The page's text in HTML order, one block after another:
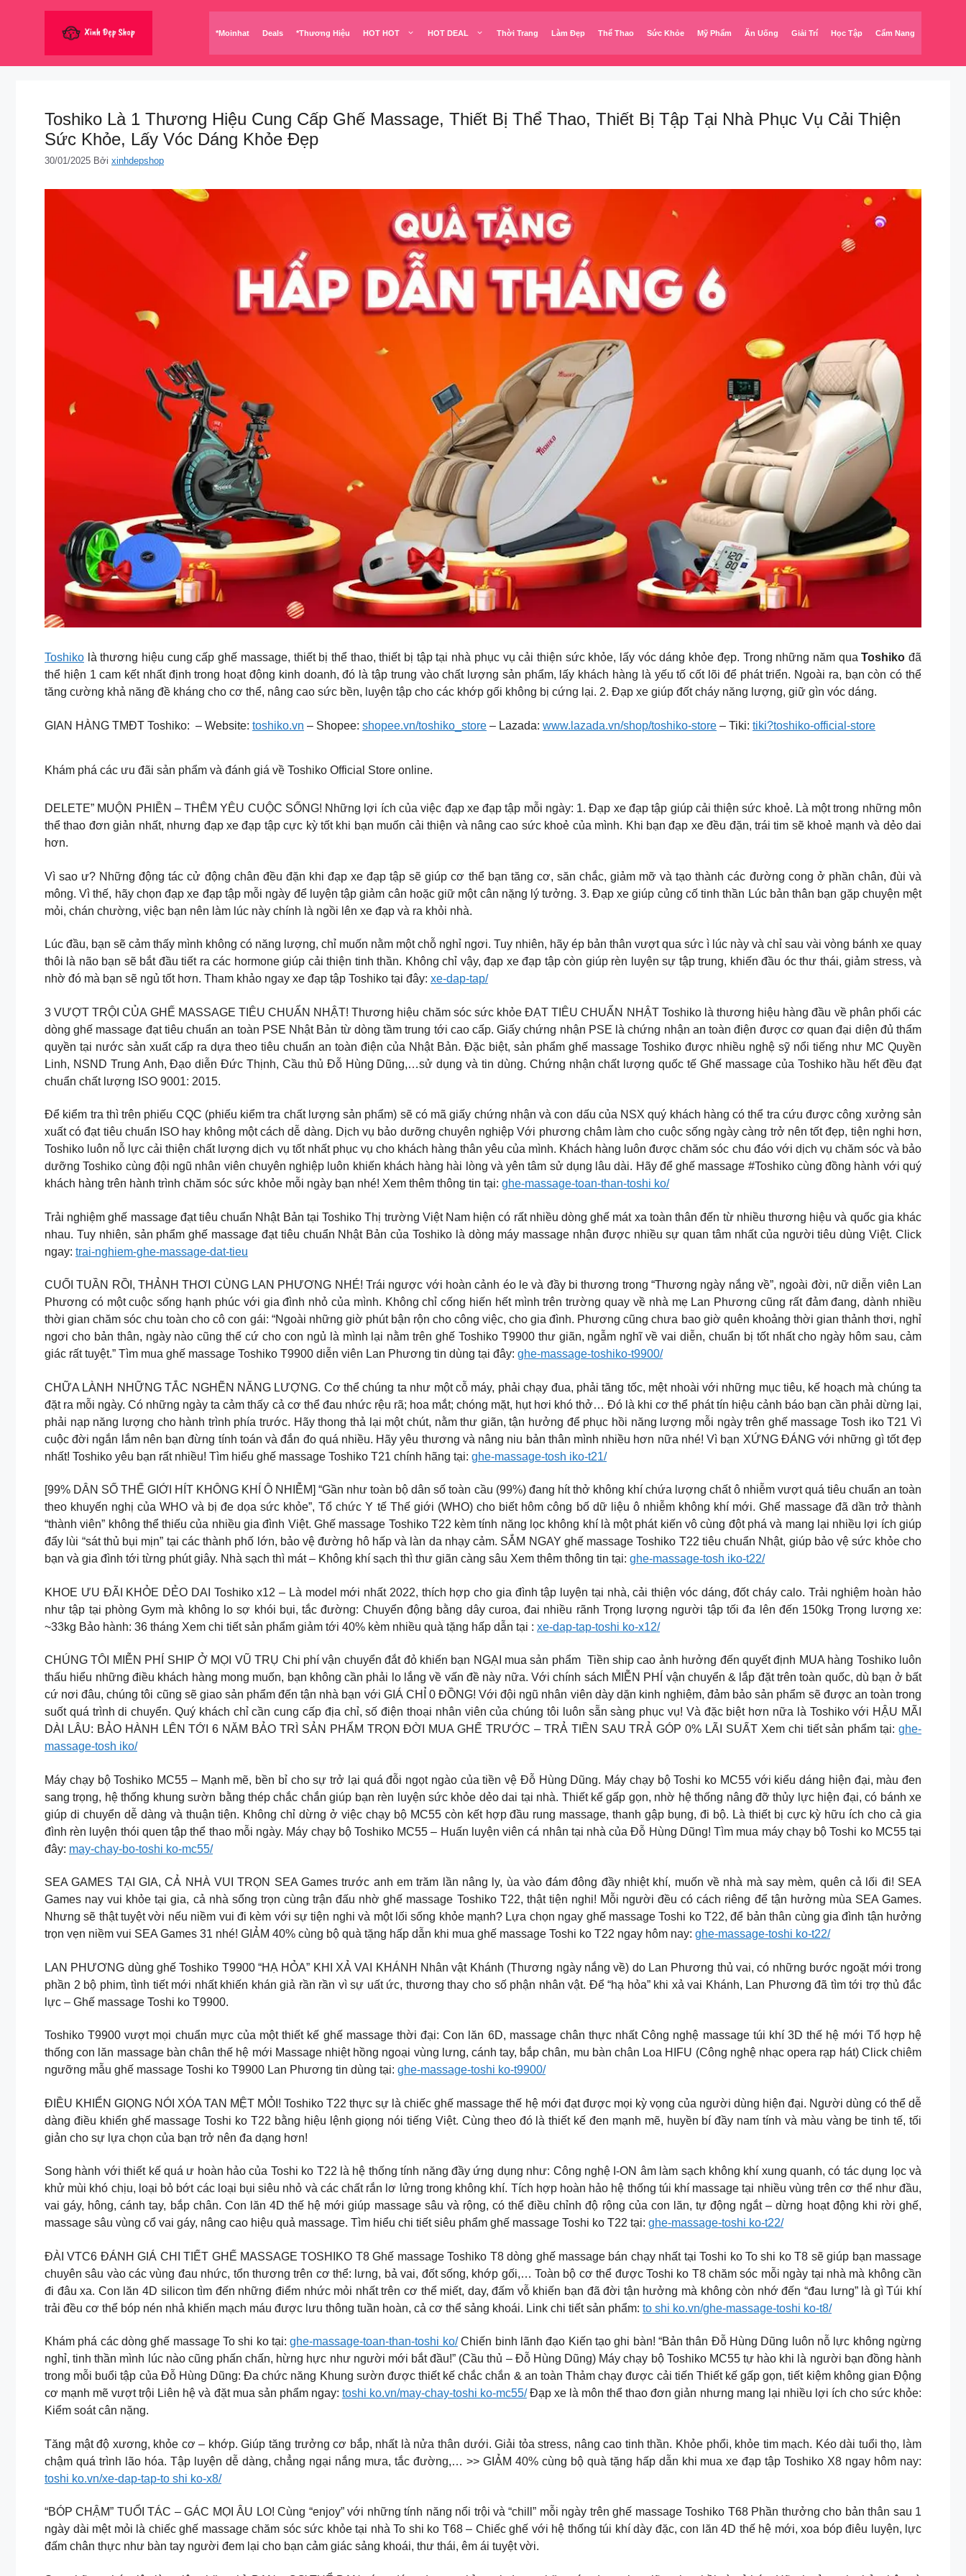
*Moinhat Deals *Thương Hiệu HOT HOT HOT DEAL Thời Trang Làm Đẹp Thể Thao Sức Khỏe Mỹ Phẩm Ăn Uống Giải Trí Học Tập Cẩm Nang
Toshiko Là 1 Thương Hiệu Cung Cấp Ghế Massage, Thiết Bị Thể Thao, Thiết Bị Tập Tại Nhà Phục Vụ Cải Thiện
Sức Khỏe, Lấy Vóc Dáng Khỏe Đẹp
30/01/2025 Bởi xinhdepshop
Toshiko là thương hiệu cung cấp ghế massage, thiết bị thể thao, thiết bị tập tại nhà phục vụ cải thiện sức khỏe, lấy vóc dáng khỏe đẹp. Trong những năm quaToshiko đã
thể hiện 1 cam kết nhất định trong hoạt động kinh doanh, đó là tập trung vào chất lượng sản phẩm, lấy khách hàng là yếu tố cốt lõi để phát triển. Ngoài ra, bạn còn có thể
tăng cường khả năng đề kháng cho cơ thể, nâng cao sức bền, luyện tập cho các khớp gối không bị cứng lại. 2. Đạp xe giúp đốt cháy năng lượng, giữ gìn vóc dáng.
GIAN HÀNG TMĐT Toshiko: – Website: toshiko.vn – Shopee: shopee.vn/toshiko_store – Lazada: www.lazada.vn/shop/toshiko-store – Tiki: tiki?toshiko-official-store
Khám phá các ưu đãi sản phẩm và đánh giá về Toshiko Official Store online.
DELETE” MUỘN PHIỀN – THÊM YÊU CUỘC SỐNG! Những lợi ích của việc đạp xe đạp tập mỗi ngày: 1. Đạp xe đạp tập giúp cải thiện sức khoẻ. Là một trong những môn
thể thao đơn giản nhất, nhưng đạp xe đạp tập cực kỳ tốt khi bạn muốn cải thiện và nâng cao sức khoẻ của mình. Khi bạn đạp xe đều đặn, trái tim sẽ khoẻ mạnh và dẻo dai
hơn.
Vì sao ư? Những động tác cử động chân đều đặn khi đạp xe đạp tập sẽ giúp cơ thể bạn tăng cơ, săn chắc, giảm mỡ và tạo thành các đường cong ở phần chân, đùi và
mông. Vì thế, hãy chọn đạp xe đạp tập mỗi ngày để luyện tập giảm cân hoặc giữ một cân nặng lý tưởng. 3. Đạp xe giúp củng cố tinh thần Lúc bản thân bạn gặp chuyện mệt
mỏi, chán chường, việc bạn nên làm lúc này chính là ngồi lên xe đạp và ra khỏi nhà.
Lúc đầu, bạn sẽ cảm thấy mình không có năng lượng, chỉ muốn nằm một chỗ nghỉ ngơi. Tuy nhiên, hãy ép bản thân vượt qua sức ì lúc này và chỉ sau vài vòng bánh xe quay
thôi là não bạn sẽ bắt đầu tiết ra các hormone giúp cải thiện tinh thần. Không chỉ vậy, đạp xe đạp tập còn giúp rèn luyện sự tập trung, khiến đầu óc thư thái, giảm stress, và
nhờ đó mà bạn sẽ ngủ tốt hơn. Tham khảo ngay xe đạp tập Toshiko tại đây: xe-dap-tap/
3 VƯỢT TRỘI CỦA GHẾ MASSAGE TIÊU CHUẨN NHẬT! Thương hiệu chăm sóc sức khỏe ĐẠT TIÊU CHUẨN NHẬT Toshiko là thương hiệu hàng đầu về phân phối các
dòng ghế massage đạt tiêu chuẩn an toàn PSE Nhật Bản từ dòng tầm trung tới cao cấp. Giấy chứng nhận PSE là chứng nhận an toàn điện được cơ quan đại diện đủ thẩm
quyền tại nước sản xuất cấp ra dựa theo tiêu chuẩn an toàn điện của Nhật Bản. Đặc biệt, sản phẩm ghế massage Toshiko được nhiều nghệ sỹ nổi tiếng như MC Quyền
Linh, NSND Trung Anh, Đạo diễn Đức Thịnh, Cầu thủ Đỗ Hùng Dũng,…sử dụng và tin dùng. Chứng nhận chất lượng quốc tế Ghế massage của Toshiko hầu hết đều đạt
chuẩn chất lượng ISO 9001: 2015.
Để kiểm tra thì trên phiếu CQC (phiếu kiểm tra chất lượng sản phẩm) sẽ có mã giấy chứng nhận và con dấu của NSX quý khách hàng có thể tra cứu được công xưởng sản
xuất có đạt tiêu chuẩn ISO hay không một cách dễ dàng. Dịch vụ bảo dưỡng chuyên nghiệp Với phương châm làm cho cuộc sống ngày càng trở nên tốt đẹp, tiện nghi hơn,
Toshiko luôn nỗ lực cải thiện chất lượng dịch vụ tốt nhất phục vụ cho khách hàng thân yêu của mình. Khách hàng luôn được chăm sóc chu đáo với dịch vụ chăm sóc và bảo
dưỡng Toshiko cùng đội ngũ nhân viên chuyên nghiệp luôn khiến khách hàng hài lòng và yên tâm sử dụng lâu dài. Hãy để ghế massage #Toshiko cùng đồng hành với quý
khách hàng trên hành trình chăm sóc sức khỏe mỗi ngày bạn nhé! Xem thêm thông tin tại: ghe-massage-toan-than-toshi ko/
Trải nghiệm ghế massage đạt tiêu chuẩn Nhật Bản tại Toshiko Thị trường Việt Nam hiện có rất nhiều dòng ghế mát xa toàn thân đến từ nhiều thương hiệu và quốc gia khác
nhau. Tuy nhiên, sản phẩm ghế massage đạt tiêu chuẩn Nhật Bản của Toshiko là dòng máy massage nhận được nhiều sự quan tâm nhất của người tiêu dùng Việt. Click
ngay: trai-nghiem-ghe-massage-dat-tieu
CUỐI TUẦN RỒI, THẢNH THƠI CÙNG LAN PHƯƠNG NHÉ! Trái ngược với hoàn cảnh éo le và đầy bi thương trong “Thương ngày nắng về”, ngoài đời, nữ diễn viên Lan
Phương có một cuộc sống hạnh phúc với gia đình nhỏ của mình. Không chỉ cống hiến hết mình trên trường quay về nhà mẹ Lan Phương cũng rất đảm đang, dành nhiều
thời gian chăm sóc chu toàn cho cô con gái: “Ngoài những giờ phút bận rộn cho công việc, cho gia đình. Phương cũng chưa bao giờ quên khoảng thời gian thảnh thơi, nghỉ
ngơi cho bản thân, ngày nào cũng thế cứ cho con ngủ là mình lại nằm trên ghế Toshiko T9900 thư giãn, ngẫm nghĩ về vai diễn, chuẩn bị tốt nhất cho ngày hôm sau, cảm
giác rất tuyệt.” Tìm mua ghế massage Toshiko T9900 diễn viên Lan Phương tin dùng tại đây: ghe-massage-toshiko-t9900/
CHỮA LÀNH NHỮNG TẮC NGHẼN NĂNG LƯỢNG. Cơ thể chúng ta như một cỗ máy, phải chạy đua, phải tăng tốc, mệt nhoài với những mục tiêu, kế hoạch mà chúng ta
đặt ra mỗi ngày. Có những ngày ta cảm thấy cả cơ thể đau nhức rệu rã; hoa mắt; chóng mặt, hụt hơi khó thở… Đó là khi cơ thể phát tín hiệu cảnh báo bạn cần phải dừng lại,
phải nạp năng lượng cho hành trình phía trước. Hãy thong thả lại một chút, nằm thư giãn, tận hưởng để phục hồi năng lượng mỗi ngày trên ghế massage Tosh iko T21 Vì
cuộc đời ngắn lắm nên bạn đừng tính toán và đắn đo quá nhiều. Hãy yêu thương và nâng niu bản thân mình nhiều hơn nữa nhé! Vì bạn XỨNG ĐÁNG với những gì tốt đẹp
nhất! Toshiko yêu bạn rất nhiều! Tìm hiểu ghế massage Toshiko T21 chính hãng tại: ghe-massage-tosh iko-t21/
[99% DÂN SỐ THẾ GIỚI HÍT KHÔNG KHÍ Ô NHIỄM] “Gần như toàn bộ dân số toàn cầu (99%) đang hít thở không khí chứa lượng chất ô nhiễm vượt quá tiêu chuẩn an toàn
theo khuyến nghị của WHO và bị đe dọa sức khỏe”, Tổ chức Y tế Thế giới (WHO) cho biết hôm công bố dữ liệu ô nhiễm không khí mới. Ghế massage đã dần trở thành
“thành viên” không thể thiếu của nhiều gia đình Việt. Ghế massage Toshiko T22 kèm tính năng lọc không khí là một phát kiến vô cùng đột phá và mang lại nhiều lợi ích giúp
đẩy lùi “sát thủ bụi mịn” tại các thành phố lớn, bảo vệ đường hô hấp và làn da nhạy cảm. SẮM NGAY ghế massage Toshiko T22 tiêu chuẩn Nhật, giúp bảo vệ sức khỏe cho
bạn và gia đình tới từng phút giây. Nhà sạch thì mát – Không khí sạch thì thư giãn càng sâu Xem thêm thông tin tại: ghe-massage-tosh iko-t22/
KHOE ƯU ĐÃI KHỎE DẺO DAI Toshiko x12 – Là model mới nhất 2022, thích hợp cho gia đình tập luyện tại nhà, cải thiện vóc dáng, đốt cháy calo. Trải nghiệm hoàn hảo
như tập tại phòng Gym mà không lo sợ khói bụi, tắc đường: Chuyển động bằng dây curoa, đai nhiều rãnh Trọng lượng người tập tối đa lên đến 150kg Trọng lượng xe:
~33kg Bảo hành: 36 tháng Xem chi tiết sản phẩm giảm tới 40% kèm nhiều quà tặng hấp dẫn tại : xe-dap-tap-toshi ko-x12/
CHÚNG TÔI MIỄN PHÍ SHIP Ở MỌI VŨ TRỤ Chi phí vận chuyển đắt đỏ khiến bạn NGẠI mua sản phẩm ️ Tiền ship cao ảnh hưởng đến quyết định MUA hàng Toshiko luôn
thấu hiểu những điều khách hàng mong muốn, bạn không cần phải lo lắng về vấn đề này nữa. Với chính sách MIỄN PHÍ vận chuyển & lắp đặt trên toàn quốc, dù bạn ở bất
cứ nơi đâu, chúng tôi cũng sẽ giao sản phẩm đến tận nhà bạn với GIÁ CHỈ 0 ĐỒNG! Với đội ngũ nhân viên dày dặn kinh nghiệm, đảm bảo sản phẩm sẽ được an toàn trong
suốt quá trình di chuyển. Quý khách chỉ cần cung cấp địa chỉ, số điện thoại nhân viên của chúng tôi luôn sẵn sàng phục vụ! Và đặc biệt hơn nữa là Toshiko với HẬU MÃI
DÀI LÂU: BẢO HÀNH LÊN TỚI 6 NĂM BẢO TRÌ SẢN PHẨM TRỌN ĐỜI MUA GHẾ TRƯỚC – TRẢ TIỀN SAU TRẢ GÓP 0% LÃI SUẤT Xem chi tiết sản phẩm tại: ghe-
massage-tosh iko/
Máy chạy bộ Toshiko MC55 – Mạnh mẽ, bền bỉ cho sự trở lại quá đỗi ngọt ngào của tiền vệ Đỗ Hùng Dũng. Máy chạy bộ Toshi ko MC55 với kiểu dáng hiện đại, màu đen
sang trọng, hệ thống khung sườn bằng thép chắc chắn giúp bạn rèn luyện sức khỏe dẻo dai tại nhà. Thiết kế gấp gọn, nhờ hệ thống nâng đỡ thủy lực hiện đại, có bánh xe
giúp di chuyển dễ dàng và thuận tiện. Không chỉ dừng ở việc chạy bộ MC55 còn kết hợp đầu rung massage, thanh gập bụng, đi bộ. Là thiết bị cực kỳ hữu ích cho cả gia
đình rèn luyện thói quen tập thể thao mỗi ngày. Máy chạy bộ Toshiko MC55 – Huấn luyện viên cá nhân tại nhà của Đỗ Hùng Dũng! Tìm mua máy chạy bộ Toshi ko MC55 tại
đây: may-chay-bo-toshi ko-mc55/
SEA GAMES TẠI GIA, CẢ NHÀ VUI TRỌN SEA Games trước anh em trăm lần nâng ly, ùa vào đám đông đầy nhiệt khí, muốn về nhà mà say mèm, quên cả lối đi! SEA
Games nay vui khỏe tại gia, cả nhà sống trọn cùng trận đấu nhờ ghế massage Toshiko T22, thật tiện nghi! Mỗi người đều có cách riêng để tận hưởng mùa SEA Games.
Nhưng sẽ thật tuyệt vời nếu niềm vui đi kèm với sự tiện nghi và một lối sống khỏe mạnh? Lựa chọn ngay ghế massage Toshi ko T22, để bản thân cùng gia đình tận hưởng
trọn vẹn niềm vui SEA Games 31 nhé! GIẢM 40% cùng bộ quà tặng hấp dẫn khi mua ghế massage Toshi ko T22 ngay hôm nay: ghe-massage-toshi ko-t22/
LAN PHƯƠNG dùng ghế Toshiko T9900 “HẠ HỎA” KHI XẢ VAI KHÁNH Nhân vật Khánh (Thương ngày nắng về) do Lan Phương thủ vai, có những bước ngoặt mới trong
phần 2 bộ phim, tình tiết mới nhất khiến khán giả rần rần vì sự uất ức, thương thay cho số phận nhân vật. Để “hạ hỏa” khi xả vai Khánh, Lan Phương đã tìm tới trợ thủ đắc
lực – Ghế massage Toshi ko T9900.
Toshiko T9900 vượt mọi chuẩn mực của một thiết kế ghế massage thời đại: Con lăn 6D, massage chân thực nhất Công nghệ massage túi khí 3D thế hệ mới Tổ hợp hệ
thống con lăn massage bàn chân thế hệ mới Massage nhiệt hồng ngoại vùng lưng, cánh tay, bắp chân, mu bàn chân Loa HIFU (Công nghệ nhạc opera rạp hát) Click chiêm
ngưỡng mẫu ghế massage Toshi ko T9900 Lan Phương tin dùng tại: ghe-massage-toshi ko-t9900/
ĐIỀU KHIỂN GIỌNG NÓI XÓA TAN MỆT MỎI! Toshiko T22 thực sự là chiếc ghế massage thế hệ mới đạt được mọi kỳ vọng của người dùng hiện đại. Người dùng có thể dễ
dàng điều khiển ghế massage Toshi ko T22 bằng hiệu lệnh giọng nói tiếng Việt. Cùng theo đó là thiết kế đen mạnh mẽ, huyền bí đầy nam tính và màu vàng be tinh tế, tối
giản cho sự lựa chọn của bạn trở nên đa dạng hơn!
Song hành với thiết kế quá ư hoàn hảo của Toshi ko T22 là hệ thống tính năng đầy ứng dụng như: Công nghệ I-ON âm làm sạch không khí xung quanh, có tác dụng lọc và
khử mùi khó chịu, loại bỏ bớt các loại bụi siêu nhỏ và các chất rắn lơ lửng trong không khí. Tích hợp hoàn hảo hệ thống túi khí massage tại nhiều vùng trên cơ thể như đầu,
vai gáy, hông, cánh tay, bắp chân. Con lăn 4D thế hệ mới giúp massage sâu và rộng, có thể điều chỉnh độ rộng của con lăn, tự động ngắt – dừng hoạt động khi rời ghế,
massage sâu vùng cổ vai gáy, nâng cao hiệu quả massage. Tìm hiểu chi tiết siêu phẩm ghế massage Toshi ko T22 tại: ghe-massage-toshi ko-t22/
ĐÀI VTC6 ĐÁNH GIÁ CHI TIẾT GHẾ MASSAGE TOSHIKO T8 Ghế massage Toshiko T8 dòng ghế massage bán chạy nhất tại Toshi ko To shi ko T8 sẽ giúp bạn massage
chuyên sâu vào các vùng đau nhức, tổn thương trên cơ thể: lưng, bả vai, đốt sống, khớp gối,… Toàn bộ cơ thể được Toshi ko T8 chăm sóc mỗi ngày tại nhà mà không cần
đi đâu xa. Con lăn 4D silicon tìm đến những điểm nhức mỏi nhất trên cơ thể miết, day, đấm vỗ khiến bạn đã đời tận hưởng mà không còn nhớ đến “đau lưng” là gì Túi khí
trải đều cơ thể bóp nén nhả khiến mạch máu được lưu thông tuần hoàn, cả cơ thể sảng khoái. Link chi tiết sản phẩm: to shi ko.vn/ghe-massage-toshi ko-t8/
Khám phá các dòng ghế massage To shi ko tại:ghe-massage-toan-than-toshi ko/Chiến binh lãnh đạo Kiến tạo ghi bàn! “Bản thân Đỗ Hùng Dũng luôn nỗ lực không ngừng
nghỉ, tinh thần mình lúc nào cũng phấn chấn, hừng hực như người mới bắt đầu!” (Cầu thủ – Đỗ Hùng Dũng) Máy chạy bộ Toshiko MC55 tự hào khi là người bạn đồng hành
trong mỗi buổi tập của Đỗ Hùng Dũng: Đa chức năng Khung sườn được thiết kế chắc chắn & an toàn Thảm chạy được cải tiến Thiết kế gấp gọn, tiết kiệm không gian Động
cơ mạnh mẽ vượt trội Liên hệ và đặt mua sản phẩm ngay: toshi ko.vn/may-chay-toshi ko-mc55/Đạp xe là môn thể thao đơn giản nhưng mang lại nhiều lợi ích cho sức khỏe:
Kiểm soát cân nặng.
Tăng mật độ xương, khỏe cơ – khớp. Giúp tăng trưởng cơ bắp, nhất là nửa thân dưới. Giải tỏa stress, nâng cao tinh thần. Khỏe phổi, khỏe tim mạch. Kéo dài tuổi thọ, làm
chậm quá trình lão hóa. Tập luyện dễ dàng, chẳng ngại nắng mưa, tắc đường,… >> GIẢM 40% cùng bộ quà tặng hấp dẫn khi mua xe đạp tập Toshiko X8 ngay hôm nay:
toshi ko.vn/xe-dap-tap-to shi ko-x8/
“BÓP CHẬM” TUỔI TÁC – GÁC MỌI ÂU LO! Cùng “enjoy” với những tính năng nổi trội và “chill” mỗi ngày trên ghế massage Toshiko T68 Phần thưởng cho bản thân sau 1
ngày dài mệt mỏi là chiếc ghế massage chăm sóc sức khỏe tại nhà To shi ko T68 – Chiếc ghế với hệ thống túi khí dày đặc, con lăn 4D thế hệ mới, xoa bóp điêu luyện, lực
đấm chân thực như bàn tay người đem lại cho bạn cảm giác sảng khoái, thư thái, êm ái tuyệt vời.